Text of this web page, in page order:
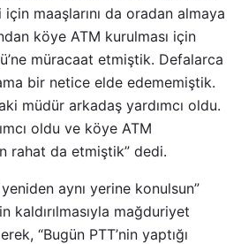
maaşlarını da oradan almaya
köye ATM kurulması için
müracaat etmiştik. Defalarca
bir netice elde edememiştik.
müdür arkadaş yardımcı oldu.
oldu ve köye ATM
rahat da etmiştik” dedi.
aynı yerine konulsun”
kaldırılmasıyla mağduriyet
“Bugün PTT’nin yaptığı